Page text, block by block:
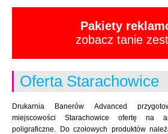
Pakiety
zobacz tanie
Oferta Starachowice
Drukarnia Banerów Advanced
miejscowości Starachowice ofertę na
poligraficzne. Do czołowych produktów